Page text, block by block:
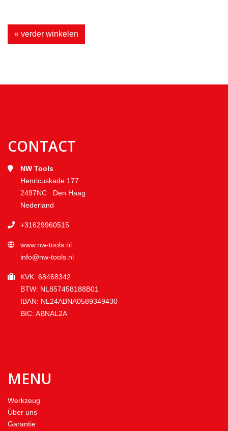
« verder winkelen
CONTACT
NW Tools
Henricuskade 177
2497NC Den Haag
Nederland
+31629960515
www.nw-tools.nl
info@nw-tools.nl
KVK: 68468342
BTW: NL857458188B01
IBAN: NL24ABNA0589349430
BIC: ABNAL2A
MENU
Werkzeug
Über uns
Garantie